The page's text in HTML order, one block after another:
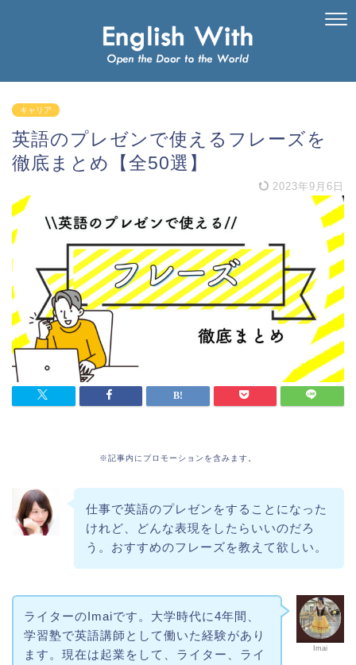
キャリア
英語のプレゼンで使えるフレーズを
徹底まとめ【全50選】
2023年9月6日
※記事内にプロモーションを含みます。
仕事で英語のプレゼンをすることになった
けれど、どんな表現をしたらいいのだろ
う。おすすめのフレーズを教えて欲しい。
Imai
ライターのImaiです。大学時代に4年間、
学習塾で英語講師として働いた経験があり
ます。現在は起業をして、ライター、ライ